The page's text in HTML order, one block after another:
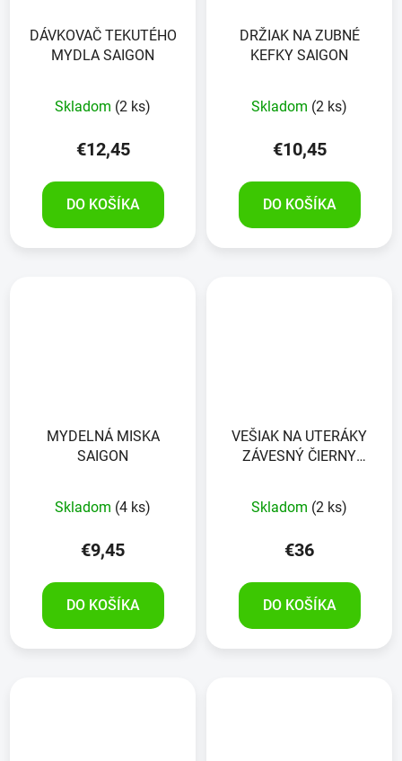
DÁVKOVAČ TEKUTÉHO
MYDLA SAIGON
Skladom (2 ks)
€12,45
DO KOŠÍKA
DRŽIAK NA ZUBNÉ
KEFKY SAIGON
Skladom (2 ks)
€10,45
DO KOŠÍKA
MYDELNÁ MISKA
SAIGON
Skladom (4 ks)
€9,45
DO KOŠÍKA
VEŠIAK NA UTERÁKY
ZÁVESNÝ ČIERNY
Skladom (2 ks)
€36
DO KOŠÍKA